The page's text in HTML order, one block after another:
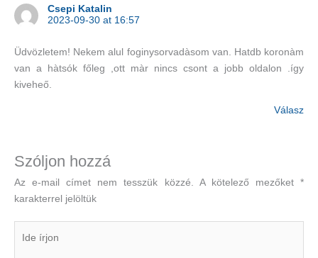
Csepi Katalin
2023-09-30 at 16:57
Üdvözletem! Nekem alul foginysorvadàsom van. Hatdb koronàm
van a hàtsók főleg ,ott màr nincs csont a jobb oldalon .így
kiveheő.
Válasz
Szóljon hozzá
Az e-mail címet nem tesszük közzé. A kötelező mezőket*
karakterrel jelöltük